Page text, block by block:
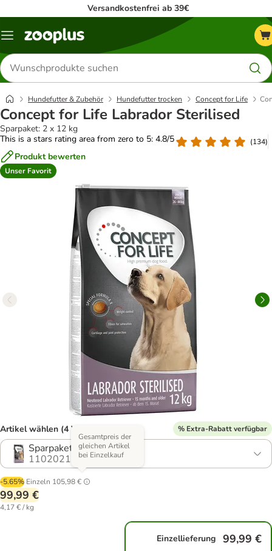
Versandkostenfrei ab 39€
Menü
Produkte
suchen
Hundefutter & Zubehör Hundefutter trocken Concept for Life
Concept for Life Labrador Sterilised
Sparpaket: 2 x 12 kg
This is a stars rating area from zero to 5: 4.8/5
(134)
Produkt bewerten
Unser Favorit
Artikel wählen (4 Varianten) % Extra-Rabatt verfügbar
Sparpaket: 2 x 12 kg
1102021.3
-5.65% Einzeln 105,98 €
Gesamtpreis der
gleichen Artikel
bei Einzelkauf
99,99 €
4,17 € / kg
Einzellieferung 99,99 €